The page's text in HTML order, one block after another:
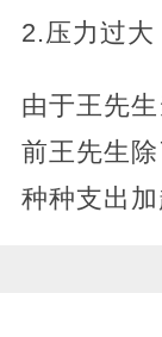
2.压力过大
由于王先
前王先生
种种支出